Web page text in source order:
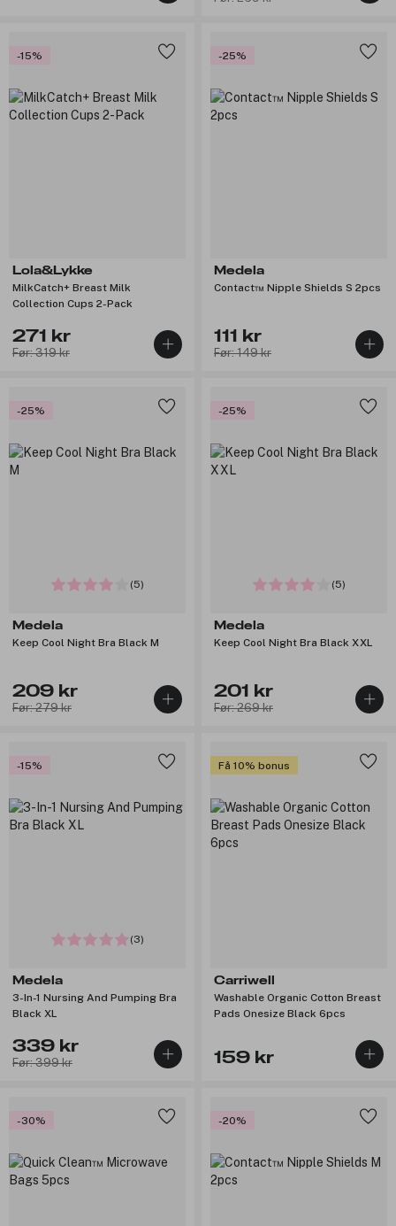
-15%
Lola&Lykke
MilkCatch+ Breast Milk
Collection Cups 2-Pack
271 kr
Før: 319 kr
-25%
Medela
Contact™ Nipple Shields S 2pcs
111 kr
Før: 149 kr
-25%
(5)
Medela
Keep Cool Night Bra Black M
209 kr
Før: 279 kr
-25%
(5)
Medela
Keep Cool Night Bra Black XXL
201 kr
Før: 269 kr
-15%
(3)
Medela
3-In-1 Nursing And Pumping Bra
Black XL
339 kr
Før: 399 kr
Få 10% bonus
Carriwell
Washable Organic Cotton Breast
Pads Onesize Black 6pcs
159 kr
-30% -20%